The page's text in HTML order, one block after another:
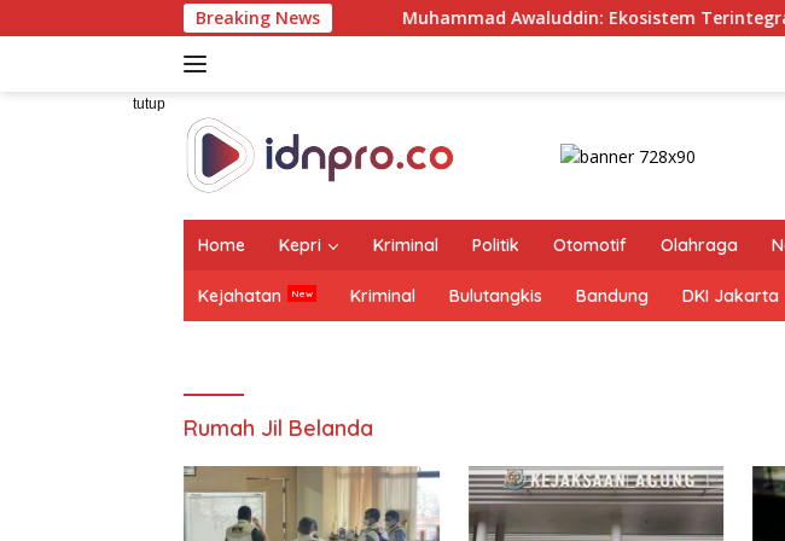
ke
Breaking News
Muhammad Awaluddin: Ekosistem Terintegrasi Kunci Jasa
tutup
Home Kepri Kriminal Politik Otomotif Olahraga
Kejahatan Kriminal Bulutangkis Bandung DKI Jakarta
Rumah Jil Belanda